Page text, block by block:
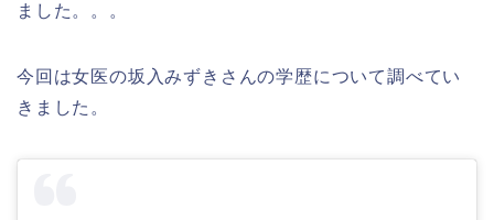
ました。。。
今回は女医の坂入みずきさんの学歴について調べてい
きました。